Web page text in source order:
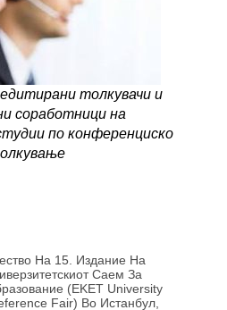
толкувачи и
соработници на
по конференциско
На 15. Издание На
Саем За
(EKET University
Fair) Во Истанбул,